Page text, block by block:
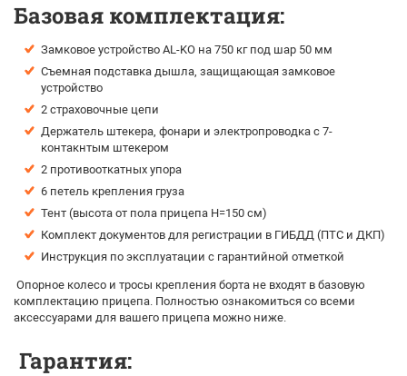
Базовая комплектация:
Замковое устройство AL-KO на 750 кг под шар 50 мм
Съемная подставка дышла, защищающая замковое
устройство
2 страховочные цепи
Держатель штекера, фонари и электропроводка с 7-
контакнтым штекером
2 противооткатных упора
6 петель крепления груза
Тент (высота от пола прицепа H=150 см)
Комплект документов для регистрации в ГИБДД (ПТС и ДКП)
Инструкция по эксплуатации с гарантийной отметкой
Опорное колесо и тросы крепления борта не входят в базовую
комплектацию прицепа. Полностью ознакомиться со всеми
аксессуарами для вашего прицепа можно ниже.
Гарантия: